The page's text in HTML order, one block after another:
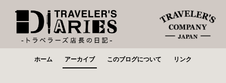
ホーム アーカイブ このブログについて リンク